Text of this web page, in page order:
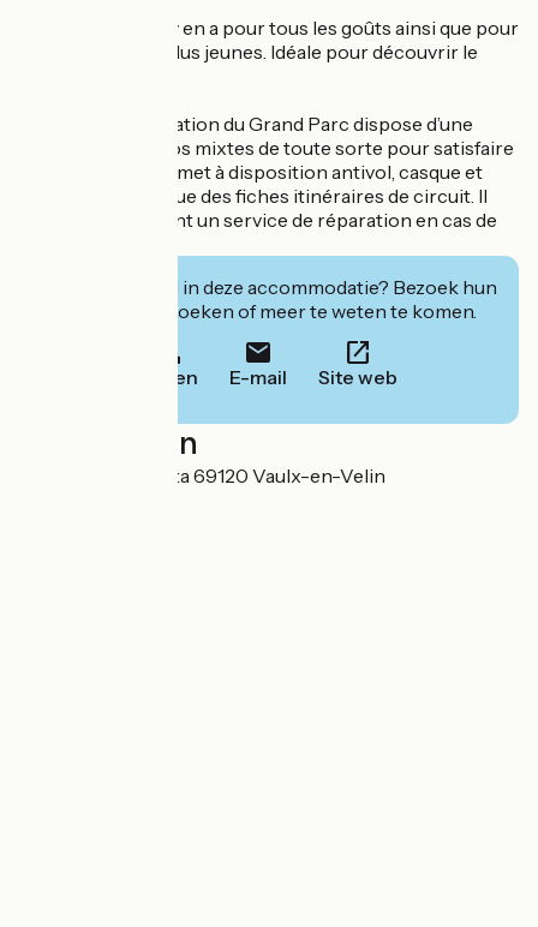
Vélo, VTT, VAE, il y en a pour tous les goûts ainsi que pour
les grands et les plus jeunes. Idéale pour découvrir le
Le Magasin de location du Grand Parc dispose d’une
large flotte de vélos mixtes de toute sorte pour satisfaire
tous ses clients. Il met à disposition antivol, casque et
gilet jaune. Ainsi que des fiches itinéraires de circuit. Il
propose également un service de réparation en cas de
Geïnteresseerd in deze accommodatie? Bezoek hun
website om te boeken of meer te weten te komen.
Bellen E-mail Site web
Localisation
Chemin de la Bletta 69120 Vaulx-en-Velin